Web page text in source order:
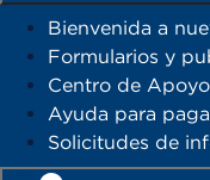
Bienvenida a
Formularios y
Centro de Apoyo
Ayuda para
Solicitudes de